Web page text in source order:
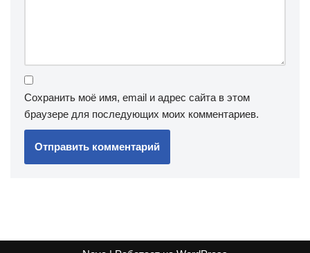
Сохранить моё имя, email и адрес сайта в этом
браузере для последующих моих комментариев.